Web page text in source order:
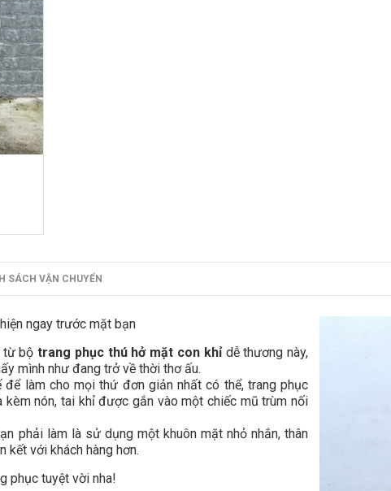
SÁCH VẬN CHUYỂN
ngay trước mặt bạn
từ bộtrang phục thú hở mặt con khỉ dễ thương này,
mình như đang trở về thời thơ ấu.
để làm cho mọi thứ đơn giản nhất có thể, trang phục
nón, tai khỉ được gắn vào một chiếc mũ trùm nối
phải làm là sử dụng một khuôn mặt nhỏ nhắn, thân
kết với khách hàng hơn.
phục tuyệt vời nha!